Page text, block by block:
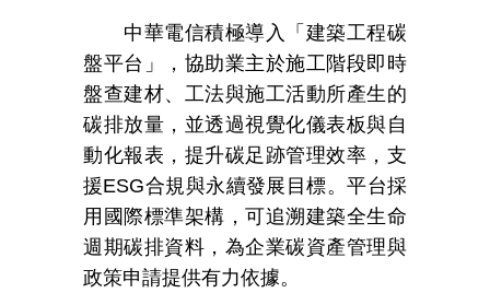
中華電信積極導入「建築工程碳
盤平台」，協助業主於施工階段即時
盤查建材、工法與施工活動所產生的
碳排放量，並透過視覺化儀表板與自
動化報表，提升碳足跡管理效率，支
援ESG合規與永續發展目標。平台採
用國際標準架構，可追溯建築全生命
週期碳排資料，為企業碳資產管理與
政策申請提供有力依據。